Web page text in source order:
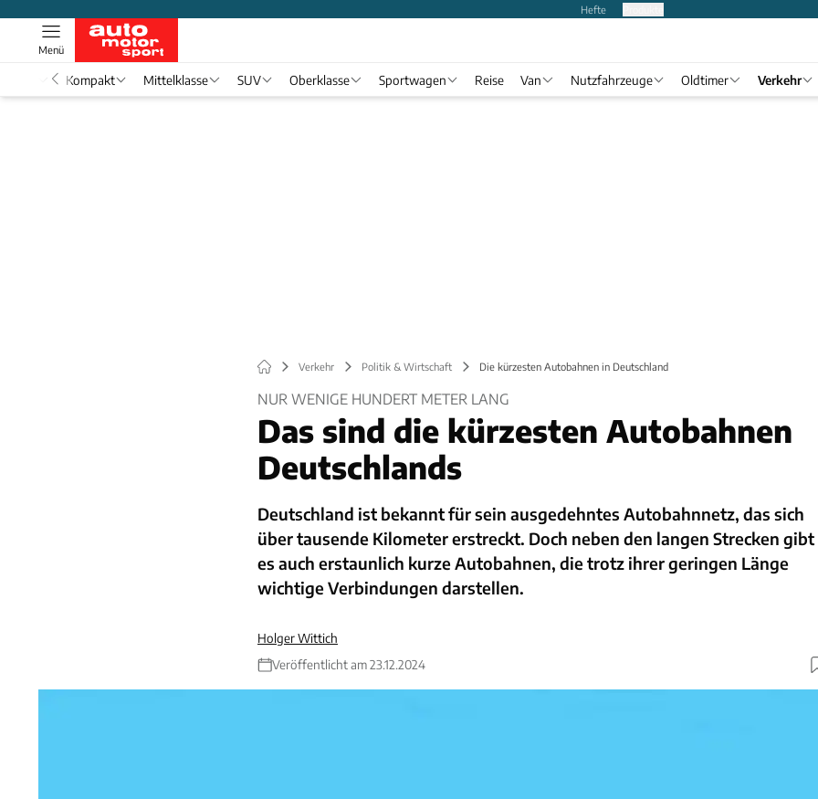
Hefte
Menü
Kompakt Mittelklasse SUV Oberklasse Sportwagen Reise Van Nutzfahrzeuge Oldtimer Verkehr
Verkehr Politik & Wirtschaft Die kürzesten Autobahnen in Deutschland
NUR WENIGE HUNDERT METER LANG
Das sind die kürzesten Autobahnen
Deutschlands
Deutschland ist bekannt für sein ausgedehntes Autobahnnetz, das sich
über tausende Kilometer erstreckt. Doch neben den langen Strecken gibt
es auch erstaunlich kurze Autobahnen, die trotz ihrer geringen Länge
wichtige Verbindungen darstellen.
Holger Wittich
Veröffentlicht am 23.12.2024